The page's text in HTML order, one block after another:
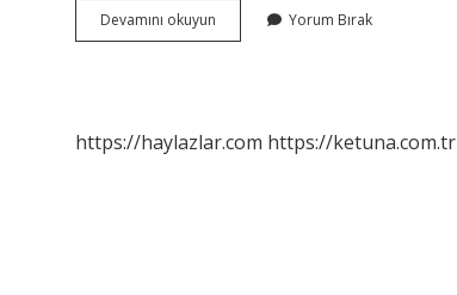
Devamını okuyun
Acıpayam
Yorum Bırak
https://haylazlar.com https://ketuna.com.tr